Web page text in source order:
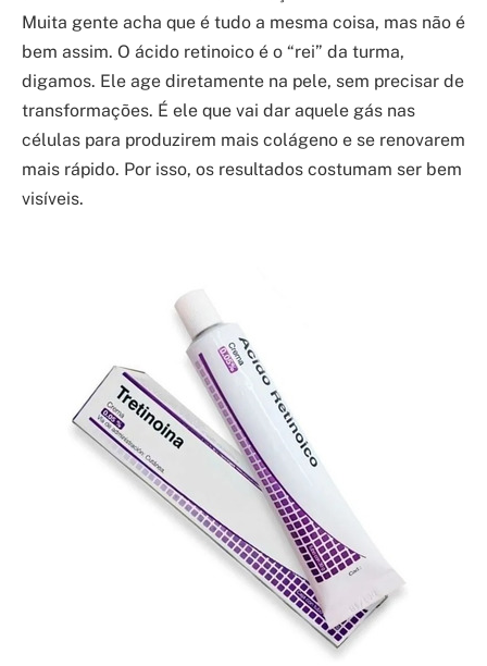
Muita gente acha que é tudo a mesma coisa, mas não é
bem assim. O ácido retinoico é o “rei” da turma,
digamos. Ele age diretamente na pele, sem precisar de
transformações. É ele que vai dar aquele gás nas
células para produzirem mais colágeno e se renovarem
mais rápido. Por isso, os resultados costumam ser bem
visíveis.